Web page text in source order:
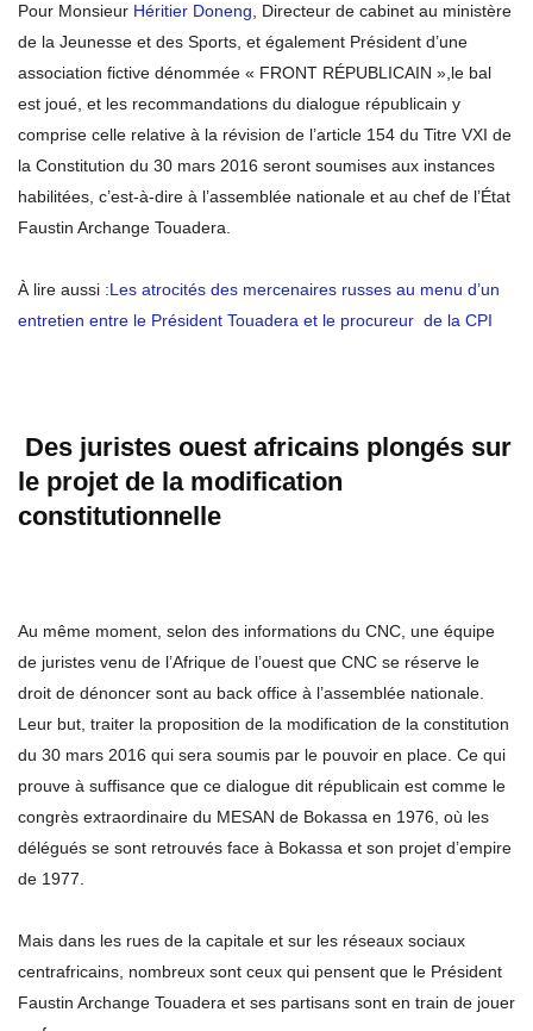
Pour Monsieur Héritier Doneng, Directeur de cabinet au ministère
de la Jeunesse et des Sports, et également Président d’une
association fictive dénommée « FRONT RÉPUBLICAIN »,le bal
est joué, et les recommandations du dialogue républicain y
comprise celle relative à la révision de l’article 154 du Titre VXI de
la Constitution du 30 mars 2016 seront soumises aux instances
habilitées, c’est-à-dire à l’assemblée nationale et au chef de l’État
Faustin Archange Touadera.
À lire aussi :Les atrocités des mercenaires russes au menu d’un
entretien entre le Président Touadera et le procureur de la CPI
Des juristes ouest africains plongés sur
le projet de la modification
constitutionnelle
Au même moment, selon des informations du CNC, une équipe
de juristes venu de l’Afrique de l’ouest que CNC se réserve le
droit de dénoncer sont au back office à l’assemblée nationale.
Leur but, traiter la proposition de la modification de la constitution
du 30 mars 2016 qui sera soumis par le pouvoir en place. Ce qui
prouve à suffisance que ce dialogue dit républicain est comme le
congrès extraordinaire du MESAN de Bokassa en 1976, où les
délégués se sont retrouvés face à Bokassa et son projet d’empire
de 1977.
Mais dans les rues de la capitale et sur les réseaux sociaux
centrafricains, nombreux sont ceux qui pensent que le Président
Faustin Archange Touadera et ses partisans sont en train de jouer